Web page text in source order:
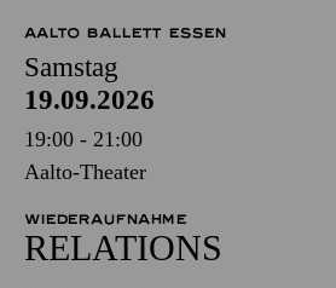
AALTO BALLETT ESSEN
Samstag
19.09.2026
19:00 - 21:00
Aalto-Theater
WIEDERAUFNAHME
RELATIONS